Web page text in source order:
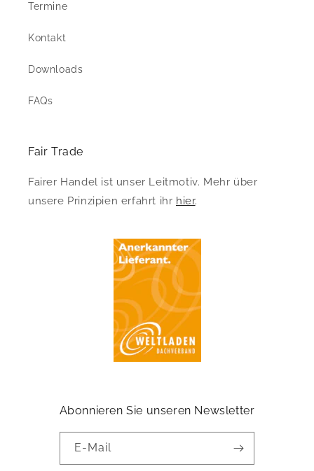
Termine
Kontakt
Downloads
FAQs
Fair Trade
Fairer Handel ist unser Leitmotiv. Mehr über
unsere Prinzipien erfahrt ihr hier.
Abonnieren Sie unseren Newsletter
E-Mail